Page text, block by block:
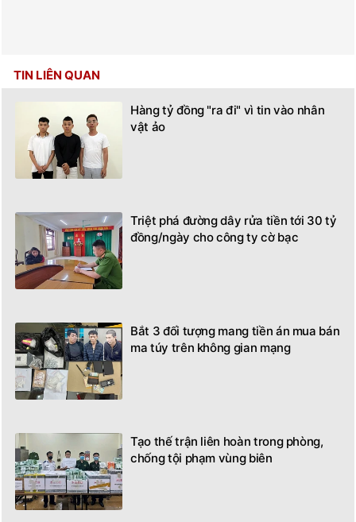
TIN LIÊN QUAN
Hàng tỷ đồng "ra đi" vì tin vào nhân
vật ảo
Triệt phá đường dây rửa tiền tới 30 tỷ
đồng/ngày cho công ty cờ bạc
Bắt 3 đối tượng mang tiền án mua bán
ma túy trên không gian mạng
Tạo thế trận liên hoàn trong phòng,
chống tội phạm vùng biên